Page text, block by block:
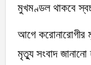
মুখমণ্ডল থাকবে
আগে করোনারোগীর
মৃত্যু সংবাদ